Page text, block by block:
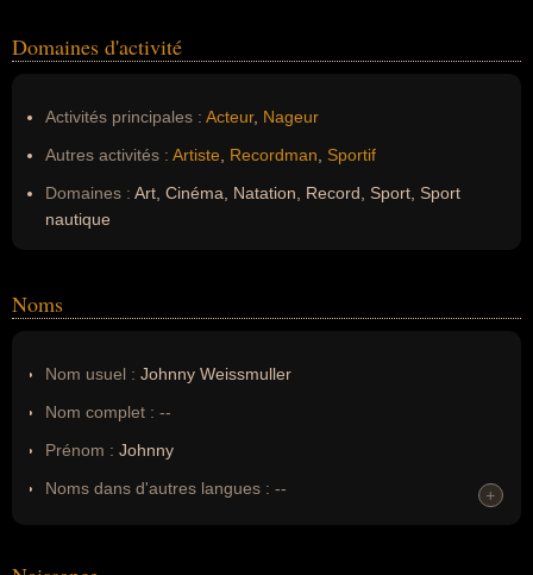
Domaines d'activité
Activités principales : Acteur, Nageur
Autres activités : Artiste Recordman
Sportif
Domaines : Art, Cinéma, Natation, Record, Sport, Sport
nautique
Noms
Nom usuel : Johnny Weissmuller
Nom complet : --
Prénom : Johnny
Noms dans d'autres langues : --
+